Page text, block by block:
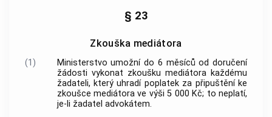
§ 23
Zkouška mediátora
(1)
Ministerstvo umožní do 6 měsíců od doručení
žádosti vykonat zkoušku mediátora každému
žadateli, který uhradí poplatek za připuštění ke
zkoušce mediátora ve výši 5 000 Kč; to neplatí,
je-li žadatel advokátem.